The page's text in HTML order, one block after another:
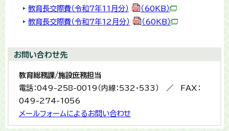
教育長交際費（令和7年11月分）
（60KB）
教育長交際費（令和7年12月分）
（60KB）
お問い合わせ先
教育総務課/施設庶務担当
電話：049-258-0019（内線：532・533） ／ FAX：
049-274-1056
メールフォームによるお問い合わせ